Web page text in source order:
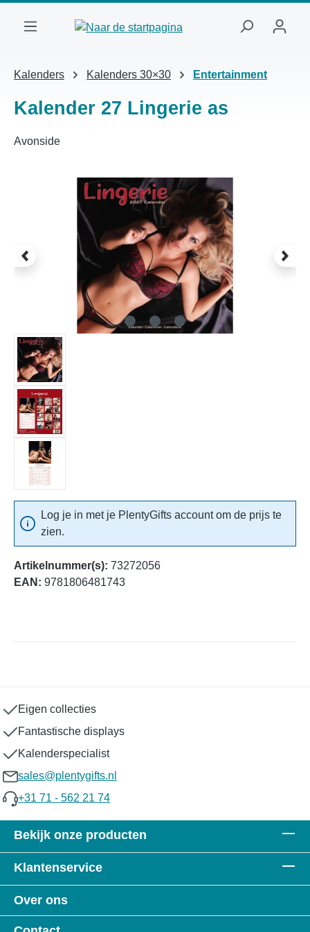
Kalenders Kalenders 30×30 Entertainment
Kalender 27 Lingerie as
Avonside
Log je in met je PlentyGifts account om de prijs te
zien.
Artikelnummer(s): 73272056
EAN: 9781806481743
Eigen collecties
Fantastische displays
Kalenderspecialist
sales@plentygifts.nl
+31 71 - 562 21 74
Bekijk onze producten
Klantenservice
Over ons